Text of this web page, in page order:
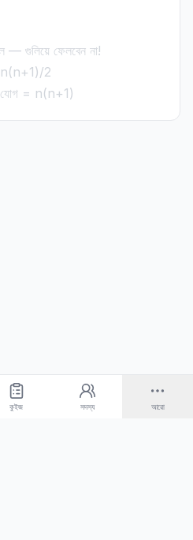
গুলিয়ে ফেলবেন না!
2
যোগ = n(n+1)
কুইজ সদস্য আরো